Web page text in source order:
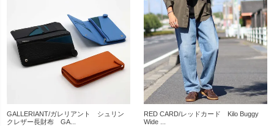
GALLERIANT/ガレリアント シュリン
クレザー長財布 GA...
RED CARD/レッドカード Kilo Buggy
Wide ...